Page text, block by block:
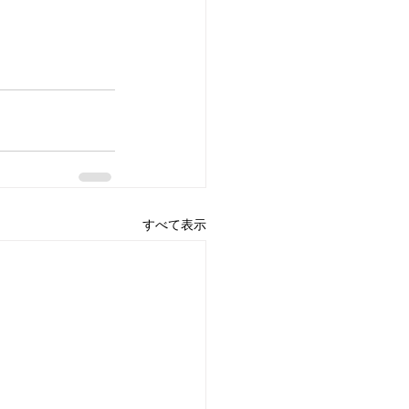
すべて表示